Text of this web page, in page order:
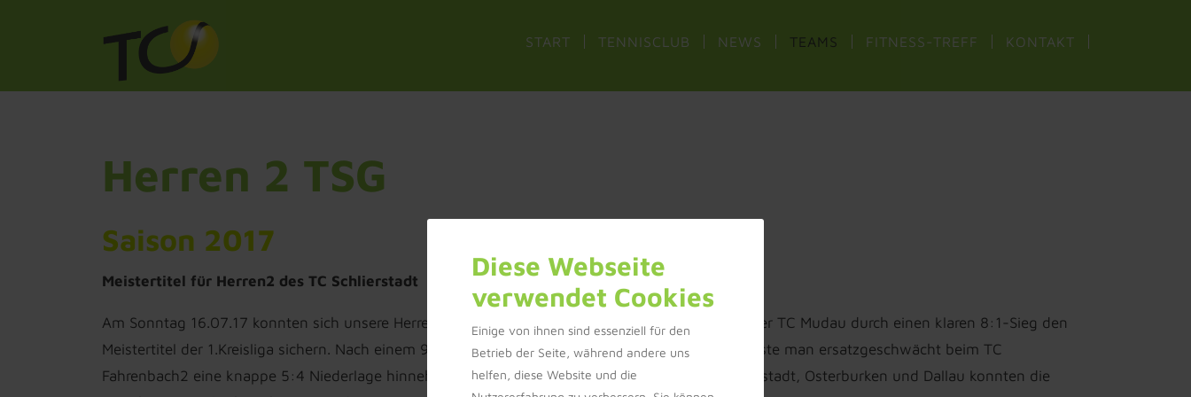
START TENNISCLUB NEWS TEAMS FITNESS-TREFF KONTAKT
Herren 2 TSG
Saison 2017
Meistertitel für Herren2 des TC Schlierstadt
Am Sonntag 16.07.17 konnten sich unsere Herren 2 beim bis dahin ungeschlagenen Tabellenführer TC Mudau durch einen klaren 8:1-Sieg den
Meistertitel der 1.Kreisliga sichern. Nach einem 9:0 Sieg gegen Altheim2 zum Saisonauftakt, musste man ersatzgeschwächt beim TC
Fahrenbach2 eine knappe 5:4 Niederlage hinnehmen. Mit weiteren deutlichen Siegen gegen Hainstadt, Osterburken und Dallau konnten die
Diese Webseite
verwendet Cookies
Einige von ihnen sind essenziell für den
Betrieb der Seite, während andere uns
helfen, diese Website und die